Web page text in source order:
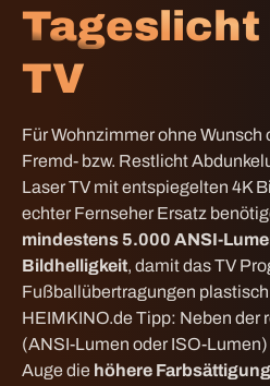
Tageslicht
TV
Für Wohnzimmer ohne
Fremd- bzw. Restlicht
Laser TV mitentspiegelten 4K
echter Fernseher Ersatz
mindestens 5.000 ANSI-
Bildhelligkeit, damit das TV
Fußballübertragungen
HEIMKINO.de Tipp: Neben der
(ANSI-Lumen oder ISO-
Auge die höhere